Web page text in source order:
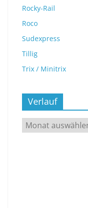
Rocky-Rail
Roco
Sudexpress
Tillig
Trix / Minitrix
Verlauf